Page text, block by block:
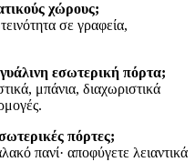
χώρους;
σε γραφεία,
εσωτερική πόρτα;
μπάνια, διαχωριστικά
πόρτες;
πανί· αποφύγετε λειαντικά